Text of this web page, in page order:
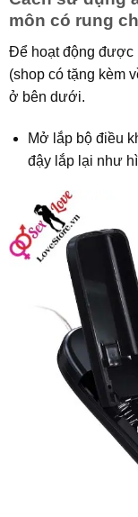
môn có rung
Để hoạt động được
(shop có tặng kèm
ở bên dưới.
Mở lắp bộ điều
đậy lắp lại như